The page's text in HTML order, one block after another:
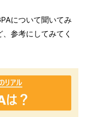
について聞いてみ
参考にしてみてく